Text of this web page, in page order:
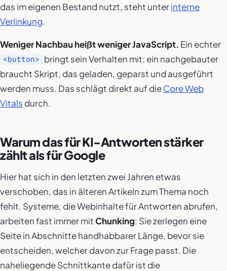
das im eigenen Bestand nutzt, steht unterinterne
Verlinkung.
Weniger Nachbau heißt weniger JavaScript. Ein echter
<button> bringt sein Verhalten mit; ein nachgebauter
braucht Skript, das geladen, geparst und ausgeführt
werden muss. Das schlägt direkt auf dieCore Web
Vitals durch.
Warum das für KI-Antworten stärker
zählt als für Google
Hier hat sich in den letzten zwei Jahren etwas
verschoben, das in älteren Artikeln zum Thema noch
fehlt. Systeme, die Webinhalte für Antworten abrufen,
arbeiten fast immer mitChunking: Sie zerlegen eine
Seite in Abschnitte handhabbarer Länge, bevor sie
entscheiden, welcher davon zur Frage passt. Die
naheliegende Schnittkante dafür ist die